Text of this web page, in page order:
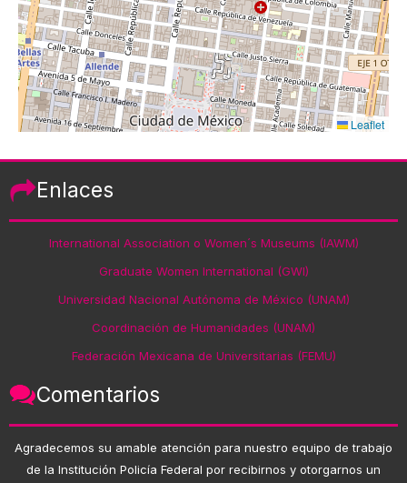
Leaflet
Enlaces
International Association o Women´s Museums (IAWM)
Graduate Women International (GWI)
Universidad Nacional Autónoma de México (UNAM)
Coordinación de Humanidades (UNAM)
Federación Mexicana de Universitarias (FEMU)
Comentarios
Agradecemos su amable atención para nuestro equipo de trabajo
de la Institución Policía Federal por recibirnos y otorgarnos un